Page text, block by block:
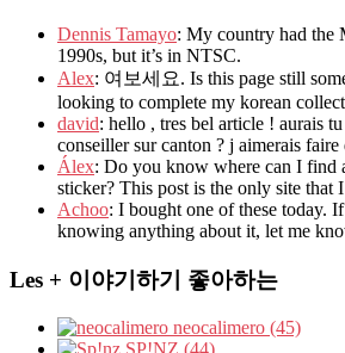
Dennis Tamayo: My country had the
1990s, but it’s in NTSC.
Alex: 여보세요. Is this page still
looking to complete my korean
david: hello , tres bel article ! aurais tu
conseiller sur canton ? j aimerais faire
Álex: Do you know where can I find
sticker? This post is the only site that
Achoo: I bought one of these today.
knowing anything about it, let me
Les + 이야기하기 좋아하는
neocalimero (45)